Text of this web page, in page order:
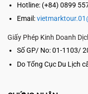
Hotline: (+84) 0899
Email:
Giấy Phép Kinh Doanh
Số GP/ No: 01-1103/
Do Tổng Cục Du Lịch